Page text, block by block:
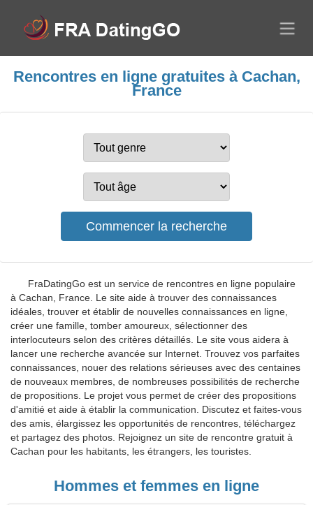
Rencontres en ligne gratuites à Cachan,
France
FraDatingGo est un service de rencontres en ligne populaire
à Cachan, France. Le site aide à trouver des connaissances
idéales, trouver et établir de nouvelles connaissances en ligne,
créer une famille, tomber amoureux, sélectionner des
interlocuteurs selon des critères détaillés. Le site vous aidera à
lancer une recherche avancée sur Internet. Trouvez vos parfaites
connaissances, nouer des relations sérieuses avec des centaines
de nouveaux membres, de nombreuses possibilités de recherche
de propositions. Le projet vous permet de créer des propositions
d'amitié et aide à établir la communication. Discutez et faites-vous
des amis, élargissez les opportunités de rencontres, téléchargez
et partagez des photos. Rejoignez un site de rencontre gratuit à
Cachan pour les habitants, les étrangers, les touristes.
Hommes et femmes en ligne